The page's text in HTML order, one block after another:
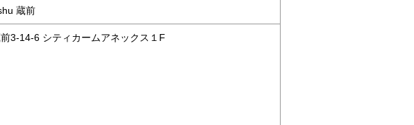
蔵前
3-14-6 シティカームアネックス１F